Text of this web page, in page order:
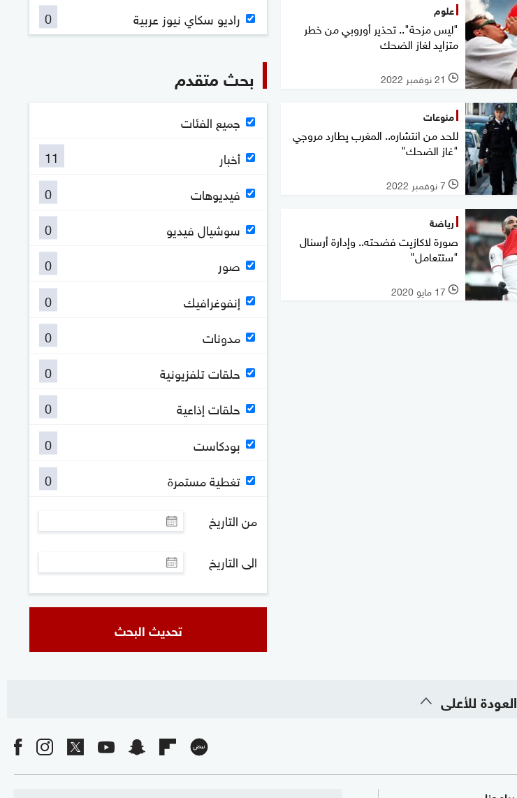
علوم
"ليس مزحة".. تحذير أوروبي من خطر
متزايد لغاز الضحك
l 21 نوفمبر 2022
منوعات
للحد من انتشاره.. المغرب يطارد مروجي
"غاز الضحك"
l 7 نوفمبر 2022
رياضة
صورة لاكازيت فضحته.. وإدارة أرسنال
"ستتعامل"
l 17 مايو 2020
راديو سكاي نيوز عربية
0
بحث متقدم
جميع الفئات
أخبار
11
فيديوهات
0
سوشيال فيديو
0
صور
0
إنفوغرافيك
0
مدونات
0
حلقات تلفزيونية
0
حلقات إذاعية
0
بودكاست
0
تغطية مستمرة
0
من التاريخ
الى التاريخ
تحديث البحث
العودة للأعلى